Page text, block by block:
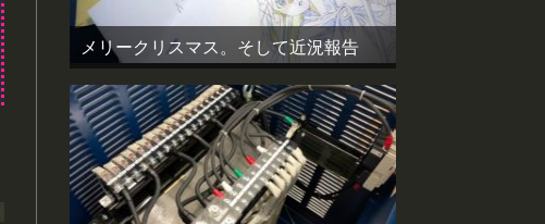
メリークリスマス。そして近況報告